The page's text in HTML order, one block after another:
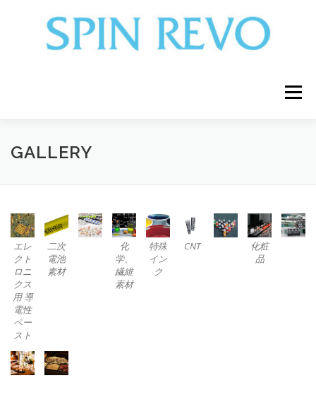
ッ
メニュー
WHY OUR 3D HOMOGENIZER？
FOR DISTRIBUTOR LIBRARY
CONTACT US
OUR HISTORY
GALLERY
エレ
クト
ロニ
クス
用 導
電性
ペー
スト
二次
電池
素材
化
学、
繊維
素材
特殊
イン
ク
CNT
化粧
品